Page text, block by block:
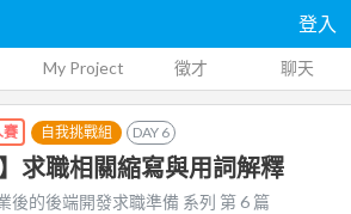
登入
My Project 徵才 聊天
賽 自我挑戰組 DAY 6
】求職相關縮寫與用詞解釋
後的後端開發求職準備 系列 第6 篇